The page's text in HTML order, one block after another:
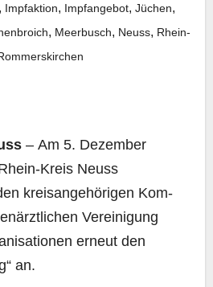
, Impfaktion, Impfangebot, Jüchen,
, Meerbusch, Neuss, Rhein-
– Am 5. Dezem­ber
Kreis Neuss
kreis­an­ge­hö­ri­gen Kom­
Ver­ei­ni­gung
erneut den
an.